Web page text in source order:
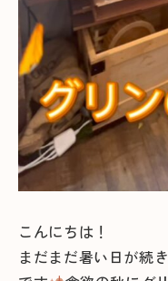
こんにちは！
まだまだ暑い日が続